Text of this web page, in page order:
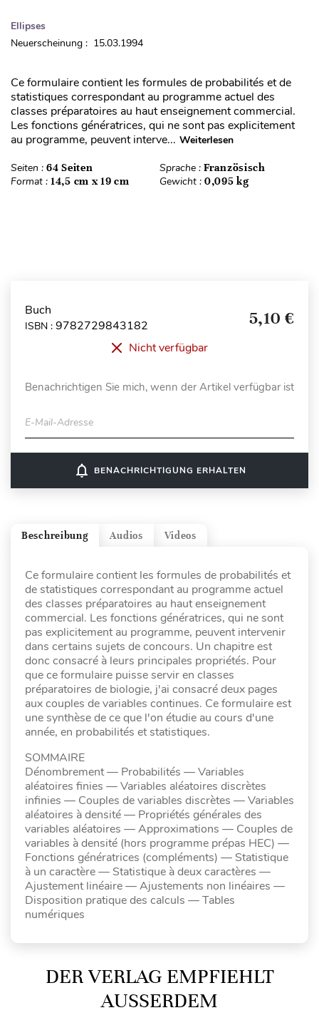
Ellipses
Neuerscheinung : 15.03.1994
Ce formulaire contient les formules de probabilités et de
statistiques correspondant au programme actuel des
classes préparatoires au haut enseignement commercial.
Les fonctions génératrices, qui ne sont pas explicitement
au programme, peuvent interve... Weiterlesen
Seiten : 64 Seiten Sprache : Französisch
Format : 14,5 cm x 19 cm Gewicht : 0,095 kg
Buch
ISBN : 9782729843182 5,10 €
Nicht verfügbar
Benachrichtigen Sie mich, wenn der Artikel verfügbar ist
E-Mail-Adresse
notifications_none BENACHRICHTIGUNG ERHALTEN
Videos
Audios
Beschreibung
Ce formulaire contient les formules de probabilités et
de statistiques correspondant au programme actuel
des classes préparatoires au haut enseignement
commercial. Les fonctions génératrices, qui ne sont
pas explicitement au programme, peuvent intervenir
dans certains sujets de concours. Un chapitre est
donc consacré à leurs principales propriétés. Pour
que ce formulaire puisse servir en classes
préparatoires de biologie, j'ai consacré deux pages
aux couples de variables continues. Ce formulaire est
une synthèse de ce que l'on étudie au cours d'une
année, en probabilités et statistiques.
SOMMAIRE
Dénombrement — Probabilités — Variables
aléatoires finies — Variables aléatoires discrètes
infinies — Couples de variables discrètes — Variables
aléatoires à densité — Propriétés générales des
variables aléatoires — Approximations — Couples de
variables à densité (hors programme prépas HEC) —
Fonctions génératrices (compléments) — Statistique
à un caractère — Statistique à deux caractères —
Ajustement linéaire — Ajustements non linéaires —
Disposition pratique des calculs — Tables
numériques
DER VERLAG EMPFIEHLT
AUSSERDEM